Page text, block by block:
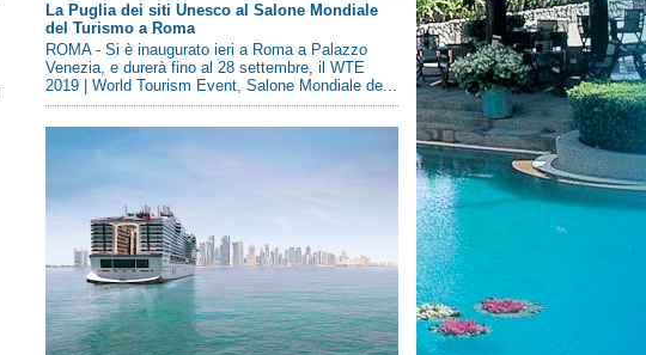
La Puglia dei siti Unesco al Salone Mondiale
del Turismo a Roma
ROMA - Si è inaugurato ieri a Roma a Palazzo
Venezia, e durerà fino al 28 settembre, il WTE
2019 | World Tourism Event, Salone Mondiale de...